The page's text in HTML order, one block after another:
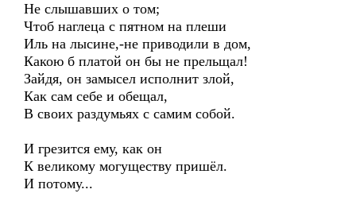
Не слышавших о том;
Чтоб наглеца с пятном на плеши
Иль на лысине,-не приводили в дом,
Какою б платой он бы не прельщал!
Зайдя, он замысел исполнит злой,
Как сам себе и обещал,
В своих раздумьях с самим собой.
И грезится ему, как он
К великому могуществу пришёл.
И потому...